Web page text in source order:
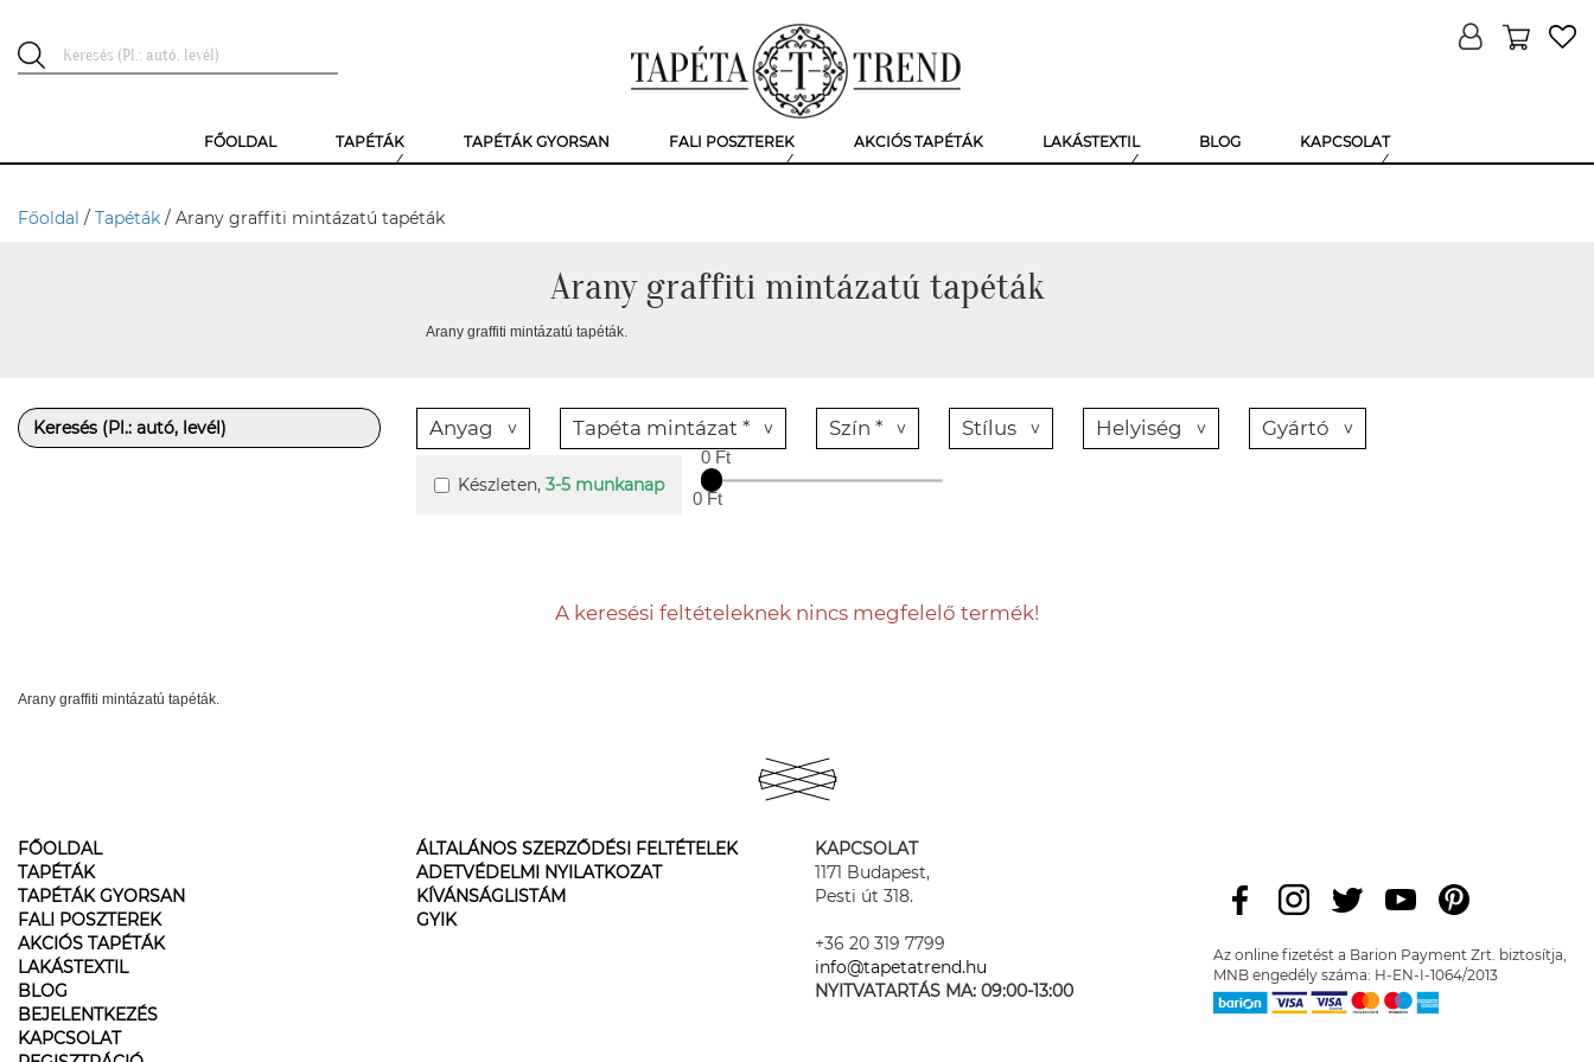
FŐOLDAL TAPÉTÁK TAPÉTÁK GYORSAN FALI POSZTEREK AKCIÓS TAPÉTÁK LAKÁSTEXTIL BLOG KAPCSOLAT
Főoldal / Tapéták / Arany graffiti mintázatú tapéták
Arany graffiti mintázatú tapéták
Arany graffiti mintázatú tapéták.
Anyag Tapéta mintázat * Szín * Stílus Helyiség Gyártó
Készleten, 3-5 munkanap
0 Ft
0 Ft
A keresési feltételeknek nincs megfelelő termék!
Arany graffiti mintázatú tapéták.
FŐOLDAL
TAPÉTÁK
TAPÉTÁK GYORSAN
FALI POSZTEREK
AKCIÓS TAPÉTÁK
LAKÁSTEXTIL
BLOG
BEJELENTKEZÉS
KAPCSOLAT
ÁLTALÁNOS SZERZŐDÉSI FELTÉTELEK
ADETVÉDELMI NYILATKOZAT
KÍVÁNSÁGLISTÁM
GYIK
KAPCSOLAT
1171 Budapest,
Pesti út 318.
+36 20 319 7799
info@tapetatrend.hu
NYITVATARTÁS MA: 09:00-13:00
Az online fizetést a Barion Payment Zrt. biztosítja,
MNB engedély száma: H-EN-I-1064/2013